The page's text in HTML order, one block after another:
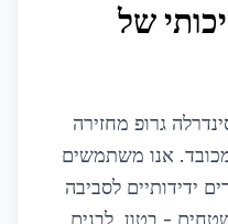
של
גרופ מחזירה
אנו משתמשים
ידידותיים לסביבה
- בטון, לבנים,